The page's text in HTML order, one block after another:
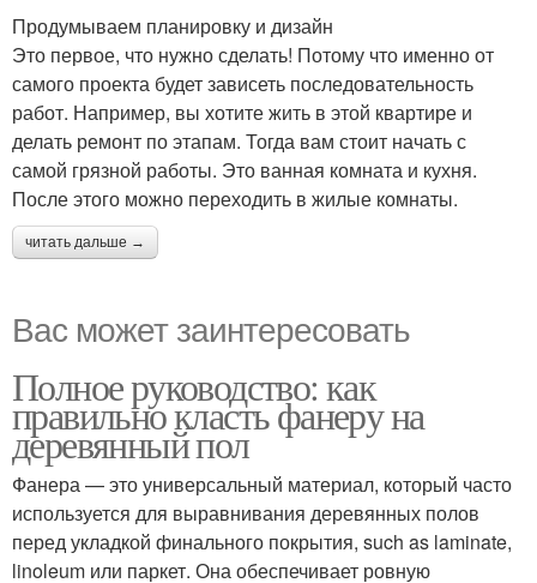
Продумываем планировку и дизайн
Это первое, что нужно сделать! Потому что именно от
самого проекта будет зависеть последовательность
работ. Например, вы хотите жить в этой квартире и
делать ремонт по этапам. Тогда вам стоит начать с
самой грязной работы. Это ванная комната и кухня.
После этого можно переходить в жилые комнаты.
читать дальше →
Вас может заинтересовать
Полное руководство: как
правильно класть фанеру на
деревянный пол
Фанера — это универсальный материал, который часто
используется для выравнивания деревянных полов
перед укладкой финального покрытия, such as laminate,
linoleum или паркет. Она обеспечивает ровную